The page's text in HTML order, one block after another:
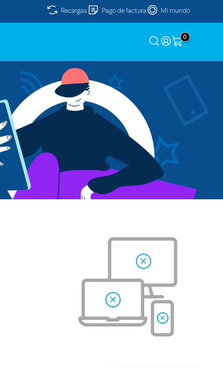
Recargas Pago de factura Mi mundo
0